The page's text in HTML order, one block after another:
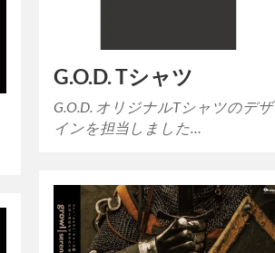
G.O.D. Tシャツ
G.O.D. オリジナルTシャツのデザ
インを担当しました…